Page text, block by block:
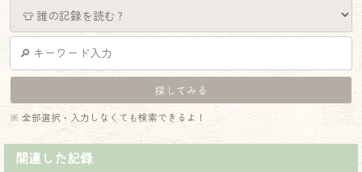
※ 全部選択・入力しなくても検索できるよ！
関連した記録